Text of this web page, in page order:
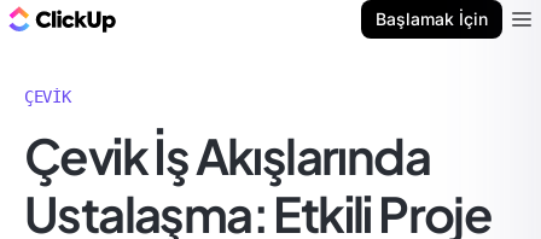
Başlamak İçin
ÇEVIK
Çevik İş Akışlarında
Ustalaşma: Etkili Proje